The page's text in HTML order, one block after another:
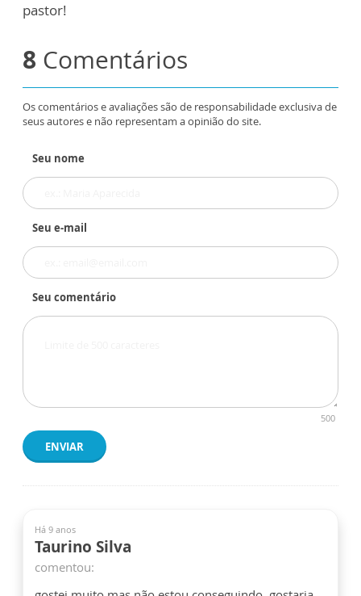
pastor!
8 Comentários
Os comentários e avaliações são de responsabilidade exclusiva de
seus autores e não representam a opinião do site.
Seu nome
Seu e-mail
Seu comentário
500
ENVIAR
Há 9 anos
Taurino Silva
comentou: